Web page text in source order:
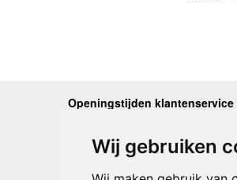
Wij gebruiken
Openingstijden klantenservice
Woensdag
10.00 - 12.30 en
Donderdag
Vrijdag
10.00 - 12.30 en